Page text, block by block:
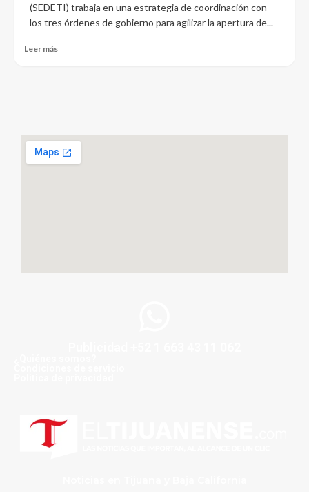
(SEDETI) trabaja en una estrategia de coordinación con
los tres órdenes de gobierno para agilizar la apertura de...
Leer más